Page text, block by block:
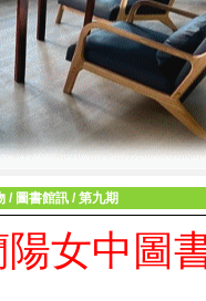
/ 圖書館訊 /第九期
陽女中圖